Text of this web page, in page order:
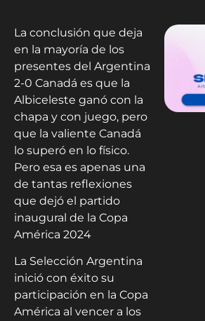
La conclusión que deja
en la mayoría de los
presentes del Argentina
2-0 Canadá es que la
Albiceleste ganó con la
chapa y con juego, pero
que la valiente Canadá
lo superó en lo físico.
Pero esa es apenas una
de tantas reflexiones
que dejó el partido
inaugural de la Copa
América 2024
La Selección Argentina
inició con éxito su
participación en la Copa
América al vencer a los